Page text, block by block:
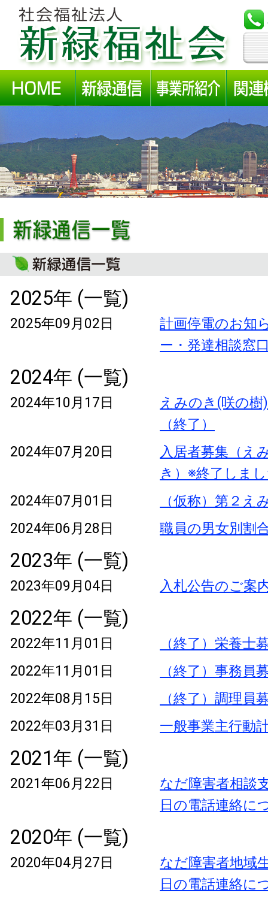
2025年 (一覧)
2025年09月02日
計画停電のお知
ー・発達相談窓
2024年 (一覧)
2024年10月17日
えみのき(咲の
（終了）
2024年07月20日
入居者募集（え
き）※終了しま
2024年07月01日
（仮称）第２
2024年06月28日
職員の男女別割
2023年 (一覧)
2023年09月04日 入札公告のご案
2022年 (一覧)
2022年11月01日
（終了）栄養士
2022年11月01日
（終了）事務員
2022年08月15日
（終了）調理員
2022年03月31日
一般事業主行動
2021年 (一覧)
2021年06月22日
なだ障害者相談
日の電話連絡に
2020年 (一覧)
2020年04月27日
なだ障害者地域
日の電話連絡に